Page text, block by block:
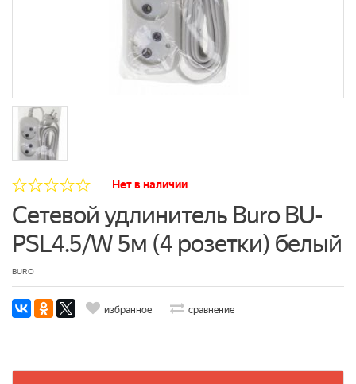
Нет в наличии
Сетевой удлинитель Buro BU-
PSL4.5/W 5м (4 розетки) белый
BURO
избранное сравнение